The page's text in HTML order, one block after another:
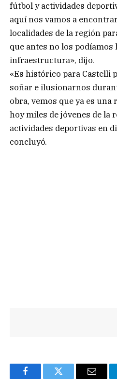
fútbol y actividades
aquí nos vamos a
localidades de la región
que antes no los podíamos
infraestructura», dijo.
«Es histórico para Castelli
soñar e ilusionarnos
obra, vemos que ya es una
hoy miles de jóvenes de la
actividades deportivas en
concluyó.
FacebookTwitter Email